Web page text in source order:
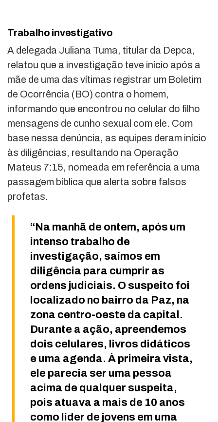
Trabalho investigativo
A delegada Juliana Tuma, titular da Depca,
relatou que a investigação teve início após a
mãe de uma das vítimas registrar um Boletim
de Ocorrência (BO) contra o homem,
informando que encontrou no celular do filho
mensagens de cunho sexual com ele. Com
base nessa denúncia, as equipes deram início
às diligências, resultando na Operação
Mateus 7:15, nomeada em referência a uma
passagem bíblica que alerta sobre falsos
profetas.
“Na manhã de ontem, após um
intenso trabalho de
investigação, saímos em
diligência para cumprir as
ordens judiciais. O suspeito foi
localizado no bairro da Paz, na
zona centro-oeste da capital.
Durante a ação, apreendemos
dois celulares, livros didáticos
e uma agenda. À primeira vista,
ele parecia ser uma pessoa
acima de qualquer suspeita,
pois atuava a mais de 10 anos
como líder de jovens em uma